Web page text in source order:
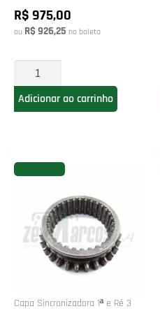
R$ 975,00
ou R$ 926,25 no boleto
Adicionar ao carrinho
Capa Sincronizadora 1ª e Ré 3